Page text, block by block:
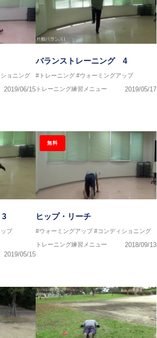
ョニング
2019/06/15
バランストレーニング 4
#トレーニング #ウォーミングアップ
トレーニング練習メニュー
2019/05/17
3
プ
2019/05/15
無料
ヒップ・リーチ
#ウォーミングアップ #コンディショニング
トレーニング練習メニュー
2018/09/13